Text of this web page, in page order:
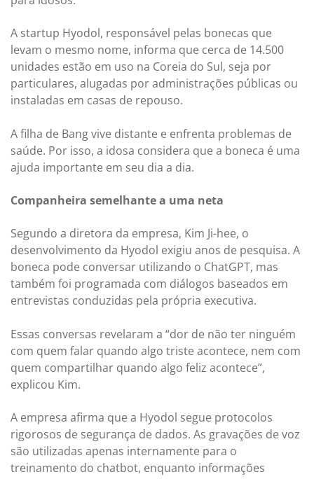
A startup Hyodol, responsável pelas bonecas que
levam o mesmo nome, informa que cerca de 14.500
unidades estão em uso na Coreia do Sul, seja por
particulares, alugadas por administrações públicas ou
instaladas em casas de repouso.
A filha de Bang vive distante e enfrenta problemas de
saúde. Por isso, a idosa considera que a boneca é uma
ajuda importante em seu dia a dia.
Companheira semelhante a uma neta
Segundo a diretora da empresa, Kim Ji-hee, o
desenvolvimento da Hyodol exigiu anos de pesquisa. A
boneca pode conversar utilizando o ChatGPT, mas
também foi programada com diálogos baseados em
entrevistas conduzidas pela própria executiva.
Essas conversas revelaram a “dor de não ter ninguém
com quem falar quando algo triste acontece, nem com
quem compartilhar quando algo feliz acontece”,
explicou Kim.
A empresa afirma que a Hyodol segue protocolos
rigorosos de segurança de dados. As gravações de voz
são utilizadas apenas internamente para o
treinamento do chatbot, enquanto informações